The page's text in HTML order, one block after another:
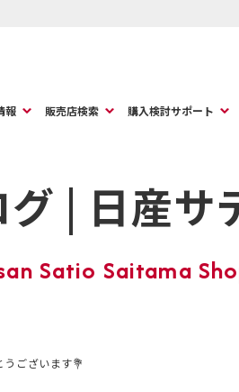
報 販売店検索 購入検討サポート
| 日産サ
うございます💐